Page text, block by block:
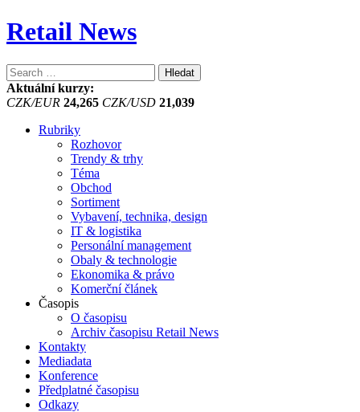
Retail News
Vyhledávání
Aktuální kurzy:
CZK/EUR 24,265 CZK/USD 21,039
Rubriky
Rozhovor
Trendy & trhy
Téma
Obchod
Sortiment
Vybavení, technika, design
IT & logistika
Personální management
Obaly & technologie
Ekonomika & právo
Komerční článek
Časopis
O časopisu
Archiv časopisu Retail News
Kontakty
Mediadata
Konference
Předplatné časopisu
Odkazy